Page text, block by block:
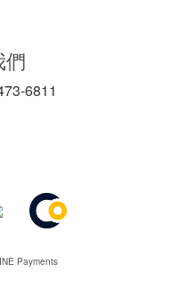
們
6811
Payments